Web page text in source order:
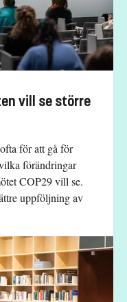
vill se större
för att gå för
förändringar
COP29 vill se.
uppföljning av